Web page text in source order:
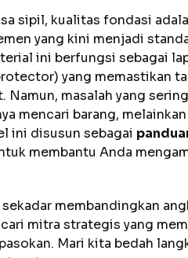
sipil, kualitas fondasi
yang kini menjadi
ini berfungsi sebagai
yang memastikan
Namun, masalah yang
mencari barang,
ini disusun sebagai
membantu Anda
membandingkan
mitra strategis yang
Mari kita bedah